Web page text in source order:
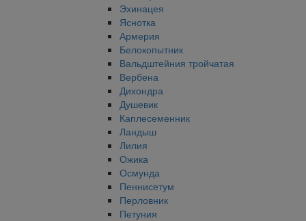
Эхинацея
Яснотка
Армерия
Белокопытник
Вальдштейния тройчатая
Вербена
Дихондра
Душевик
Каплесеменник
Ландыш
Лилия
Ожика
Осмунда
Пеннисетум
Перловник
Петуния